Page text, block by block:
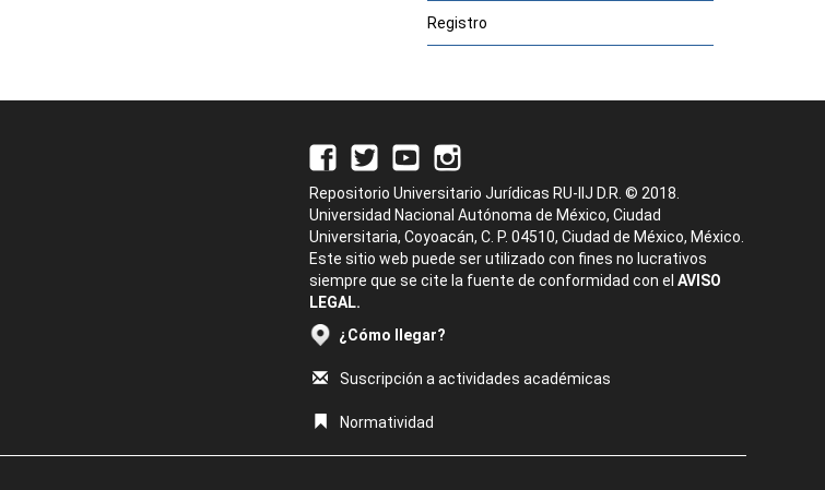
Registro
Repositorio Universitario Jurídicas RU-IIJ D.R. © 2018.
Universidad Nacional Autónoma de México, Ciudad
Universitaria, Coyoacán, C. P. 04510, Ciudad de México, México.
Este sitio web puede ser utilizado con fines no lucrativos
siempre que se cite la fuente de conformidad con el AVISO
LEGAL.
¿Cómo llegar?
Suscripción a actividades académicas
Normatividad